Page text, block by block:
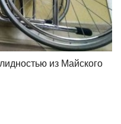
из Майского